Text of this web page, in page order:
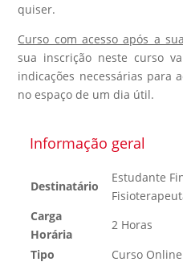
quiser.
Curso com acesso após a
sua inscrição neste curso
indicações necessárias para
no espaço de um dia útil.
Informação geral
Destinatário
Estudante
Carga
Horária
2 Horas
Tipo
Curso